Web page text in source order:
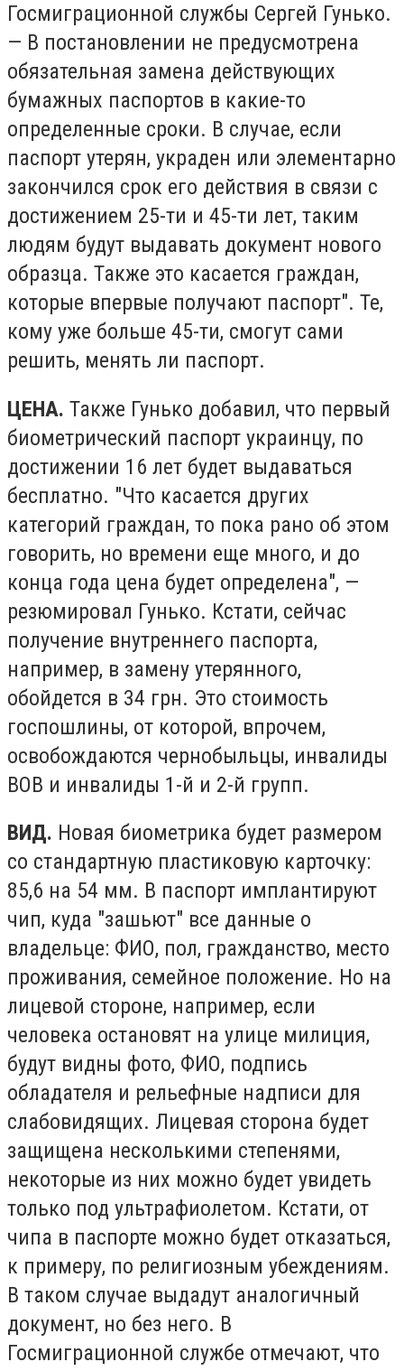
Госмиграционной службы Сергей Гунько.
— В постановлении не предусмотрена
обязательная замена действующих
бумажных паспортов в какие-то
определенные сроки. В случае, если
паспорт утерян, украден или элементарно
закончился срок его действия в связи с
достижением 25-ти и 45-ти лет, таким
людям будут выдавать документ нового
образца. Также это касается граждан,
которые впервые получают паспорт". Те,
кому уже больше 45-ти, смогут сами
решить, менять ли паспорт.
ЦЕНА. Также Гунько добавил, что первый
биометрический паспорт украинцу, по
достижении 16 лет будет выдаваться
бесплатно. "Что касается других
категорий граждан, то пока рано об этом
говорить, но времени еще много, и до
конца года цена будет определена", —
резюмировал Гунько. Кстати, сейчас
получение внутреннего паспорта,
например, в замену утерянного,
обойдется в 34 грн. Это стоимость
госпошлины, от которой, впрочем,
освобождаются чернобыльцы, инвалиды
ВОВ и инвалиды 1-й и 2-й групп.
ВИД. Новая биометрика будет размером
со стандартную пластиковую карточку:
85,6 на 54 мм. В паспорт имплантируют
чип, куда "зашьют" все данные о
владельце: ФИО, пол, гражданство, место
проживания, семейное положение. Но на
лицевой стороне, например, если
человека остановят на улице милиция,
будут видны фото, ФИО, подпись
обладателя и рельефные надписи для
слабовидящих. Лицевая сторона будет
защищена несколькими степенями,
некоторые из них можно будет увидеть
только под ультрафиолетом. Кстати, от
чипа в паспорте можно будет отказаться,
к примеру, по религиозным убеждениям.
В таком случае выдадут аналогичный
документ, но без него. В
Госмиграционной службе отмечают, что